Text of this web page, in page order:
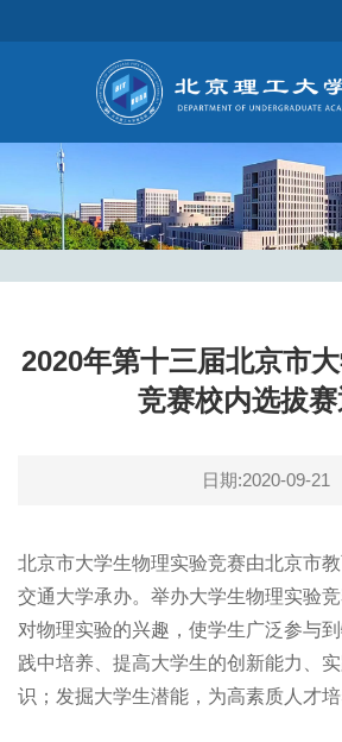
2020年第十三届北京市
竞赛校内选拔
日期:2020-09-21
北京市大学生物理实验竞赛由北京市
交通大学承办。举办大学生物理实验
对物理实验的兴趣，使学生广泛参与
践中培养、提高大学生的创新能力、
识；发掘大学生潜能，为高素质人才培